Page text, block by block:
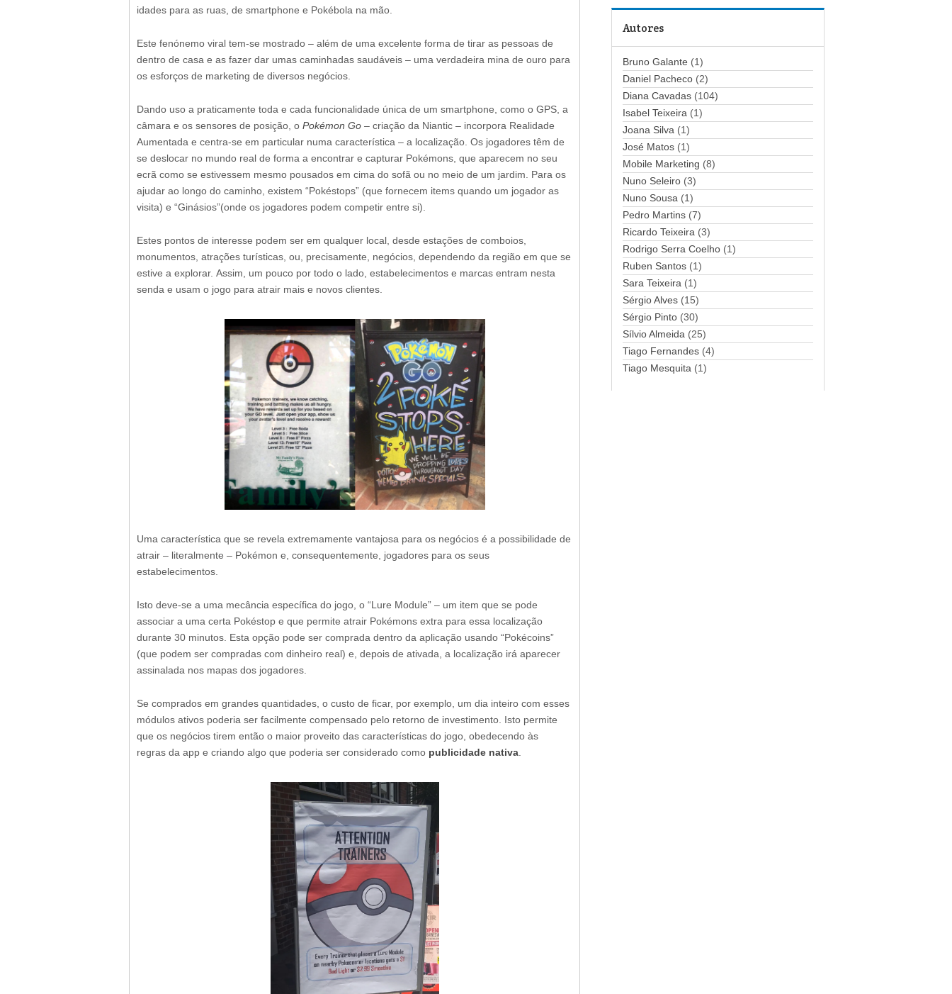
idades para as ruas, de smartphone e Pokébola na mão.
Este fenónemo viral tem-se mostrado – além de uma excelente forma de tirar as pessoas de
dentro de casa e as fazer dar umas caminhadas saudáveis – uma verdadeira mina de ouro para
os esforços de marketing de diversos negócios.
Dando uso a praticamente toda e cada funcionalidade única de um smartphone, como o GPS, a
câmara e os sensores de posição, o Pokémon Go – criação da Niantic – incorpora Realidade
Aumentada e centra-se em particular numa característica – a localização. Os jogadores têm de
se deslocar no mundo real de forma a encontrar e capturar Pokémons, que aparecem no seu
ecrã como se estivessem mesmo pousados em cima do sofã ou no meio de um jardim. Para os
ajudar ao longo do caminho, existem “Pokéstops” (que fornecem items quando um jogador as
visita) e “Ginásios”(onde os jogadores podem competir entre si).
Estes pontos de interesse podem ser em qualquer local, desde estações de comboios,
monumentos, atrações turísticas, ou, precisamente, negócios, dependendo da região em que se
estive a explorar. Assim, um pouco por todo o lado, estabelecimentos e marcas entram nesta
senda e usam o jogo para atrair mais e novos clientes.
Uma característica que se revela extremamente vantajosa para os negócios é a possibilidade de
atrair – literalmente – Pokémon e, consequentemente, jogadores para os seus
estabelecimentos.
Isto deve-se a uma mecância específica do jogo, o “Lure Module” – um item que se pode
associar a uma certa Pokéstop e que permite atrair Pokémons extra para essa localização
durante 30 minutos. Esta opção pode ser comprada dentro da aplicação usando “Pokécoins”
(que podem ser compradas com dinheiro real) e, depois de ativada, a localização irá aparecer
assinalada nos mapas dos jogadores.
Se comprados em grandes quantidades, o custo de ficar, por exemplo, um dia inteiro com esses
módulos ativos poderia ser facilmente compensado pelo retorno de investimento. Isto permite
que os negócios tirem então o maior proveito das características do jogo, obedecendo às
regras da app e criando algo que poderia ser considerado como publicidade nativa
o
d
e
e
m
a
i
l
Autores
Bruno Galante (1)
Daniel Pacheco (2)
Diana Cavadas (104)
Isabel Teixeira (1)
Joana Silva (1)
José Matos (1)
Mobile Marketing (8)
Nuno Seleiro (3)
Nuno Sousa (1)
Pedro Martins (7)
Ricardo Teixeira (3)
Rodrigo Serra Coelho (1)
Ruben Santos (1)
Sara Teixeira (1)
Sérgio Alves (15)
Sérgio Pinto (30)
Sílvio Almeida (25)
Tiago Fernandes (4)
Tiago Mesquita (1)